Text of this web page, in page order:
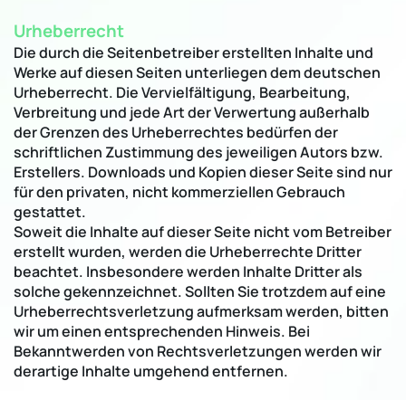
Urheberrecht
Die durch die Seitenbetreiber erstellten Inhalte und
Werke auf diesen Seiten unterliegen dem deutschen
Urheberrecht. Die Vervielfältigung, Bearbeitung,
Verbreitung und jede Art der Verwertung außerhalb
der Grenzen des Urheberrechtes bedürfen der
schriftlichen Zustimmung des jeweiligen Autors bzw.
Erstellers. Downloads und Kopien dieser Seite sind nur
für den privaten, nicht kommerziellen Gebrauch
gestattet.
Soweit die Inhalte auf dieser Seite nicht vom Betreiber
erstellt wurden, werden die Urheberrechte Dritter
beachtet. Insbesondere werden Inhalte Dritter als
solche gekennzeichnet. Sollten Sie trotzdem auf eine
Urheberrechtsverletzung aufmerksam werden, bitten
wir um einen entsprechenden Hinweis. Bei
Bekanntwerden von Rechtsverletzungen werden wir
derartige Inhalte umgehend entfernen.